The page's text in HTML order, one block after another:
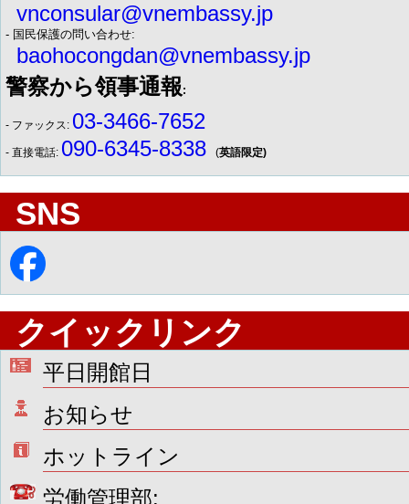
vnconsular@vnembassy.jp
- 国民保護の問い合わせ:
baohocongdan@vnembassy.jp
警察から領事通報:
- ファックス: 03-3466-7652
- 直接電話: 090-6345-8338 (英語限定)
SNS
クイックリンク
平日開館日
お知らせ
ホットライン
労働管理部: